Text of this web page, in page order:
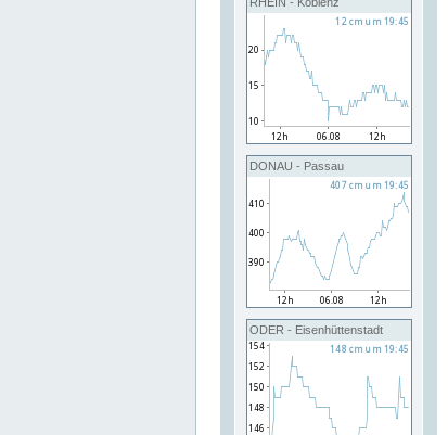
DONAU - Passau
ODER - Eisenhüttenstadt